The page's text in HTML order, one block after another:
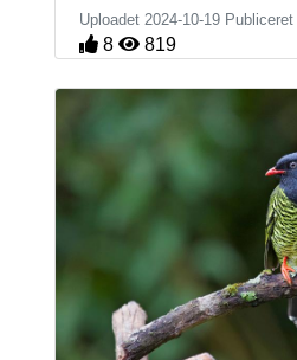
Uploadet 2024-10-19 Publiceret
8 819